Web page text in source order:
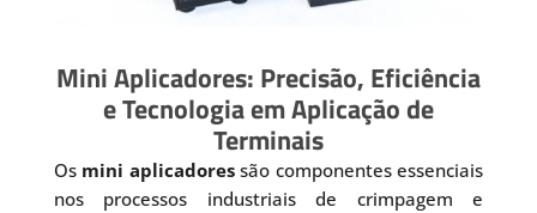
Mini Aplicadores: Precisão, Eficiência
e Tecnologia em Aplicação de
Terminais
Os mini aplicadoressão componentes essenciais
nos processos industriais de crimpagem e